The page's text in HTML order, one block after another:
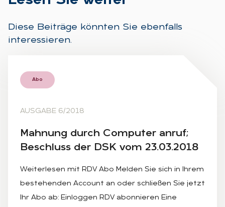
Diese Beiträge könnten Sie ebenfalls
interessieren.
Abo
AUSGABE 6/2018
Mah­nung durch Com­pu­ter an­ruf;
Be­schluss der DSK vom 23.03.2018
Weiterlesen mit RDV Abo Melden Sie sich in Ihrem
bestehenden Account an oder schließen Sie jetzt
Ihr Abo ab: Einloggen RDV abonnieren Eine